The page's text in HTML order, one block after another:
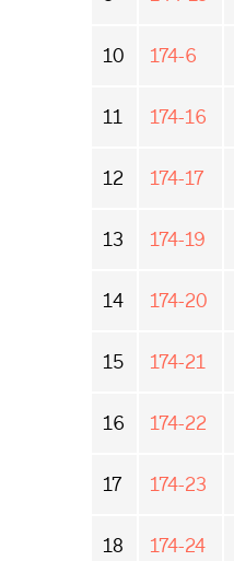
10 174-6
11 174-16
12 174-17
13 174-19
14 174-20
15 174-21
16 174-22
17 174-23
18 174-24